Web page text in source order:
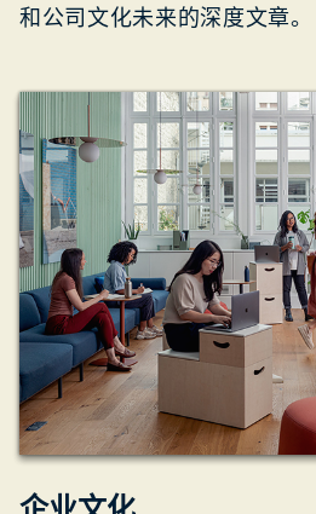
和公司文化未来的深度文章。